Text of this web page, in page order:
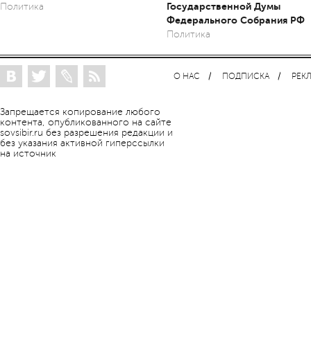
Политика
Государственной Думы
Федерального Собрания РФ
Политика
Запрещается копирование любого
контента, опубликованного на сайте
sovsibir.ru без разрешения редакции и
без указания активной гиперссылки
на источник
О НАС ПОДПИСКА